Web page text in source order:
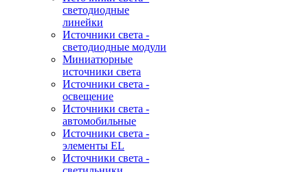
светодиодные
линейки
Источники света -
светодиодные модули
Миниатюрные
источники света
Источники света -
освещение
Источники света -
автомобильные
Источники света -
элементы EL
Источники света -